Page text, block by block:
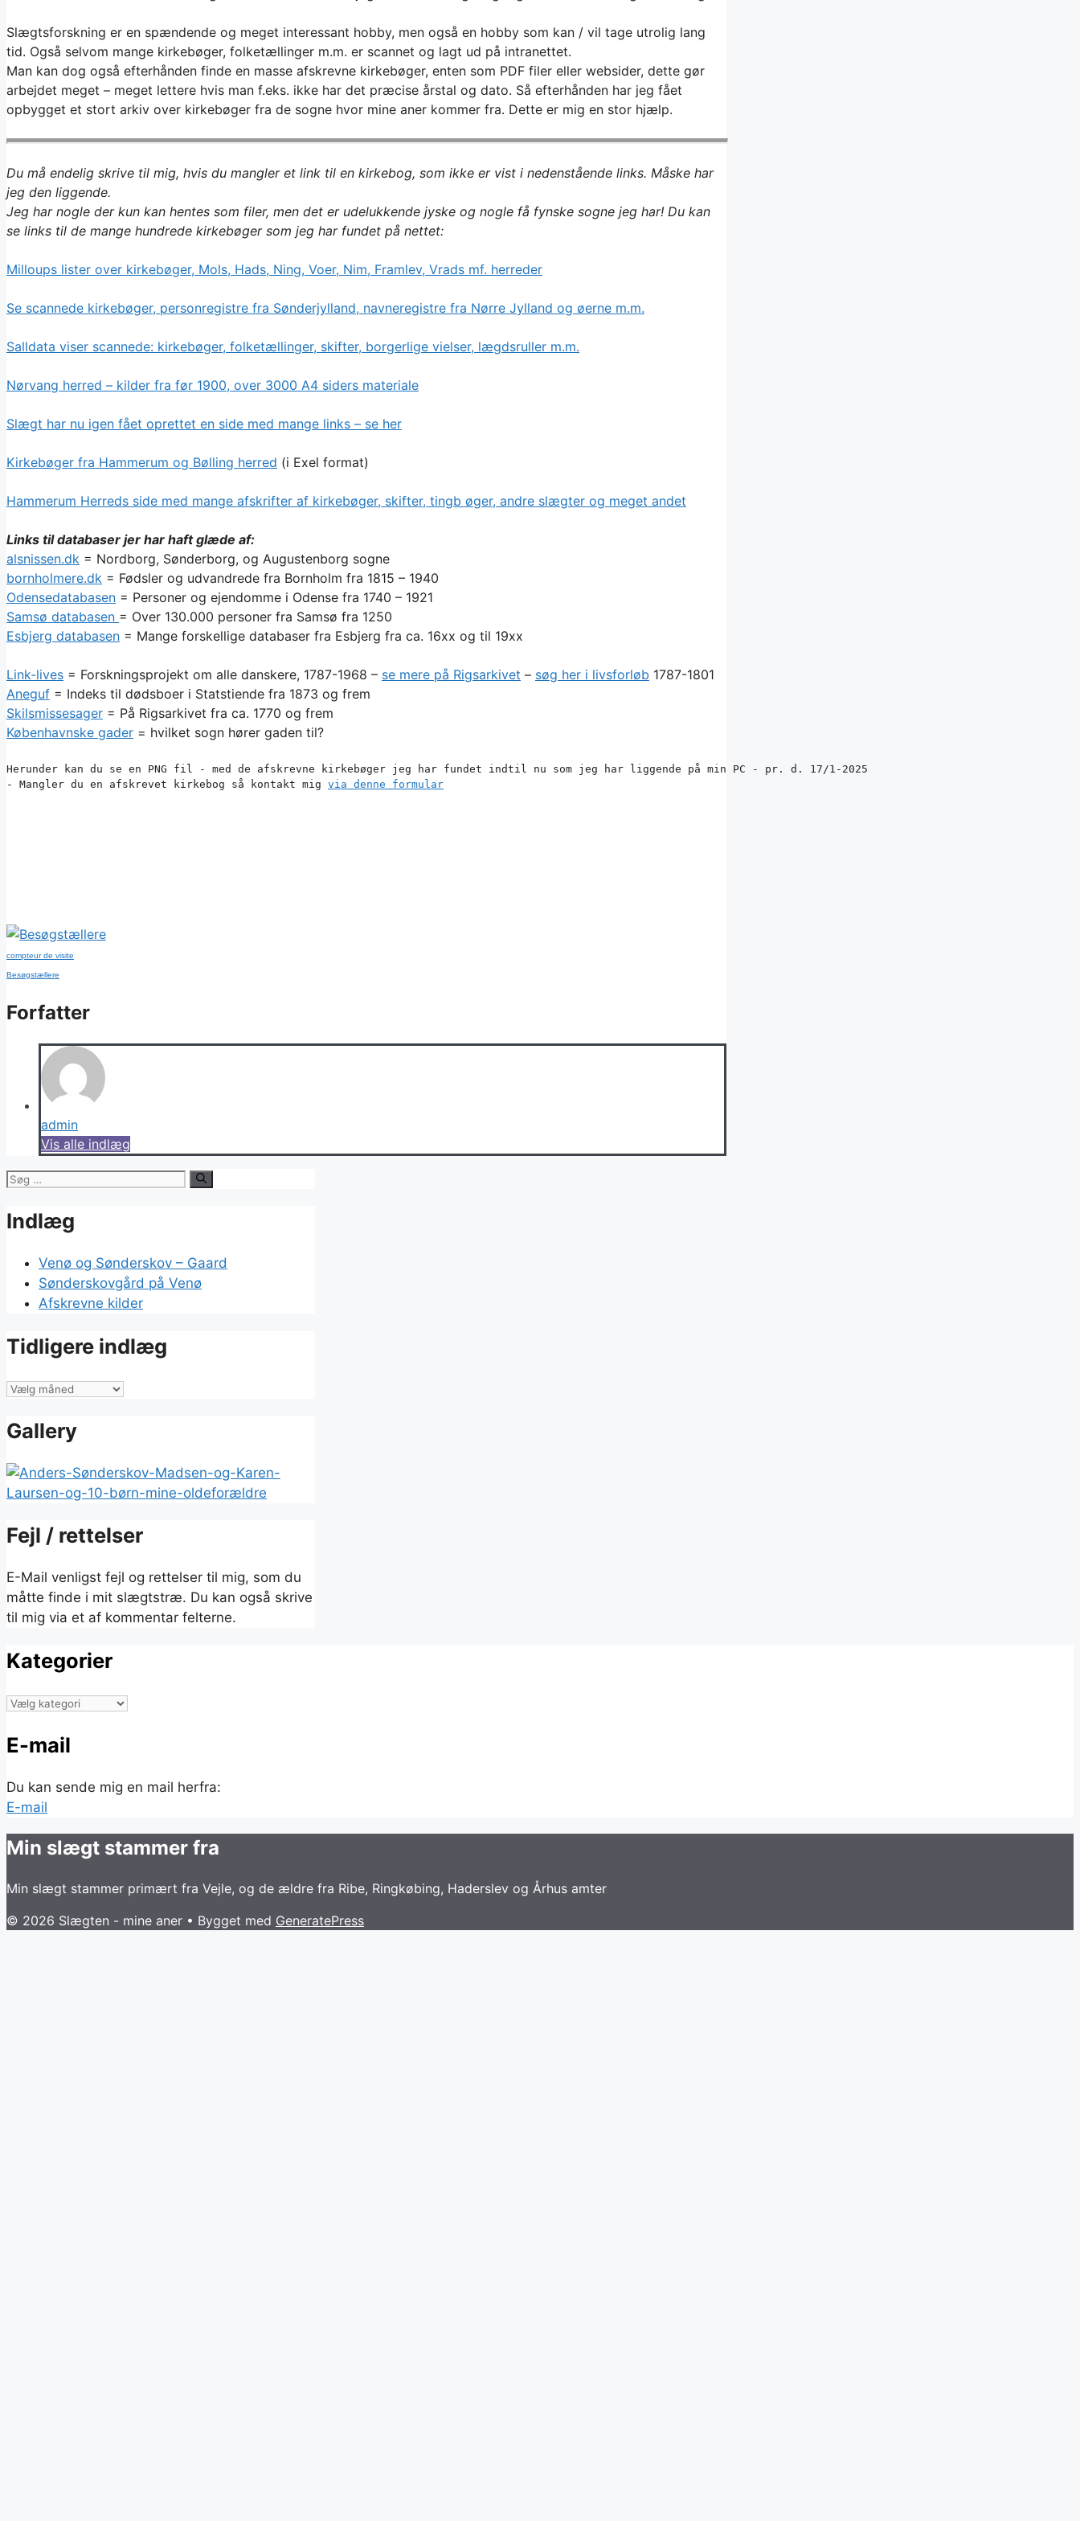
Slægtsforskning er en spændende og meget interessant hobby, men også en hobby som kan / vil tage utrolig lang
tid. Også selvom mange kirkebøger, folketællinger m.m. er scannet og lagt ud på intranettet.
Man kan dog også efterhånden finde en masse afskrevne kirkebøger, enten som PDF filer eller websider, dette gør
arbejdet meget – meget lettere hvis man f.eks. ikke har det præcise årstal og dato. Så efterhånden har jeg fået
opbygget et stort arkiv over kirkebøger fra de sogne hvor mine aner kommer fra. Dette er mig en stor hjælp.
Du må endelig skrive til mig, hvis du mangler et link til en kirkebog, som ikke er vist i nedenstående links. Måske har
jeg den liggende.
Jeg har nogle der kun kan hentes som filer, men det er udelukkende jyske og nogle få fynske sogne jeg har! Du kan
se links til de mange hundrede kirkebøger som jeg har fundet på nettet:
Milloups lister over kirkebøger, Mols, Hads, Ning, Voer, Nim, Framlev, Vrads mf. herreder
Se scannede kirkebøger, personregistre fra Sønderjylland, navneregistre fra Nørre Jylland og øerne m.m.
Salldata viser scannede: kirkebøger, folketællinger, skifter, borgerlige vielser, lægdsruller m.m.
Nørvang herred – kilder fra før 1900, over 3000 A4 siders materiale
Slægt har nu igen fået oprettet en side med mange links – se her
Kirkebøger fra Hammerum og Bølling herred (i Exel format)
Hammerum Herreds side med mange afskrifter af kirkebøger, skifter, tingb øger, andre slægter og meget andet
Links til databaser jer har haft glæde af:
alsnissen.dk = Nordborg, Sønderborg, og Augustenborg sogne
bornholmere.dk = Fødsler og udvandrede fra Bornholm fra 1815 – 1940
Odensedatabasen = Personer og ejendomme i Odense fra 1740 – 1921
Samsø databasen = Over 130.000 personer fra Samsø fra 1250
Esbjerg databasen = Mange forskellige databaser fra Esbjerg fra ca. 16xx og til 19xx
Link-lives = Forskningsprojekt om alle danskere, 1787-1968 – se mere på Rigsarkivet – søg her i livsforløb 1787-1801
Aneguf = Indeks til dødsboer i Statstiende fra 1873 og frem
Skilsmissesager = På Rigsarkivet fra ca. 1770 og frem
Københavnske gader = hvilket sogn hører gaden til?
Herunder kan du se en PNG fil - med de afskrevne kirkebøger jeg har fundet indtil nu som jeg har liggende på min PC - pr. d. 17/1-2025
- Mangler du en afskrevet kirkebog så kontakt mig via denne formular
compteur de visite
Besøgstællere
Forfatter
admin
Vis alle indlæg
Søg
Indlæg
Venø og Sønderskov – Gaard
Sønderskovgård på Venø
Afskrevne kilder
Tidligere indlæg
Tidligere
Gallery
Fejl / rettelser
E-Mail venligst fejl og rettelser til mig, som du
måtte finde i mit slægtstræ. Du kan også skrive
til mig via et af kommentar felterne.
Kategorier
Kategorier
E-mail
Du kan sende mig en mail herfra:
E-mail
Min slægt stammer fra
Min slægt stammer primært fra Vejle, og de ældre fra Ribe, Ringkøbing, Haderslev og Århus amter
© 2026 Slægten - mine aner • Bygget med GeneratePress